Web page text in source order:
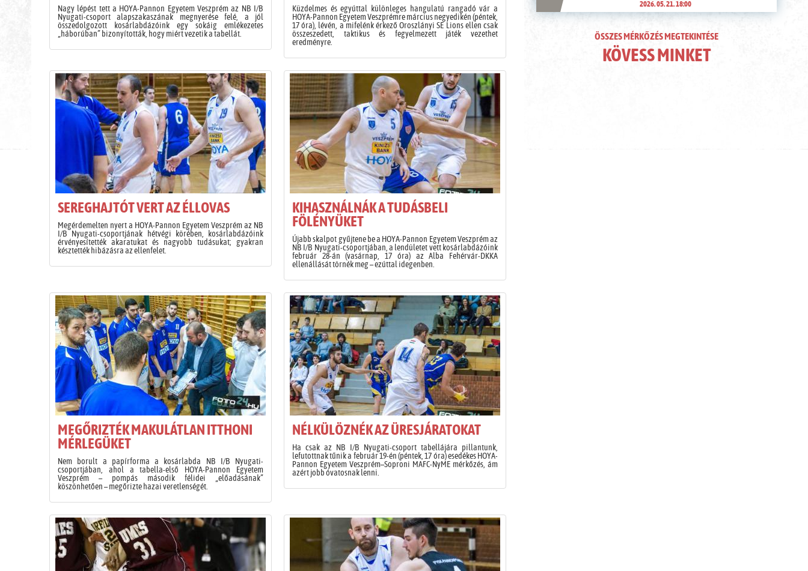
Nagy lépést tett a HOYA-Pannon Egyetem Veszprém az NB I/B
Nyugati-csoport alapszakaszának megnyerése felé, a jól
összedolgozott kosárlabdázóink egy sokáig emlékezetes
„háborúban” bizonyították, hogy miért vezetik a tabellát.
Küzdelmes és egyúttal különleges hangulatú rangadó vár a
HOYA-Pannon Egyetem Veszprémre március negyedikén (péntek,
17 óra), lévén, a mifelénk érkező Oroszlányi SE Lions ellen csak
összeszedett, taktikus és fegyelmezett játék vezethet
eredményre.
SEREGHAJTÓT VERT AZ ÉLLOVAS
Megérdemelten nyert a HOYA-Pannon Egyetem Veszprém az NB
I/B Nyugati-csoportjának hétvégi körében, kosárlabdázóink
érvényesítették akaratukat és nagyobb tudásukat; gyakran
késztették hibázásra az ellenfelet.
KIHASZNÁLNÁK A TUDÁSBELI
FÖLÉNYÜKET
Újabb skalpot gyűjtene be a HOYA-Pannon Egyetem Veszprém az
NB I/B Nyugati-csoportjában, a lendületet vett kosárlabdázóink
február 28-án (vasárnap, 17 óra) az Alba Fehérvár-DKKA
ellenállását törnék meg – ezúttal idegenben.
MEGŐRIZTÉK MAKULÁTLAN ITTHONI
MÉRLEGÜKET
Nem borult a papírforma a kosárlabda NB I/B Nyugati-
csoportjában, ahol a tabella-első HOYA-Pannon Egyetem
Veszprém – pompás második félidei „előadásának”
köszönhetően – megőrizte hazai veretlenségét.
NÉLKÜLÖZNÉK AZ ÜRESJÁRATOKAT
Ha csak az NB I/B Nyugati-csoport tabellájára pillantunk,
lefutottnak tűnik a február 19-én (péntek, 17 óra) esedékes HOYA-
Pannon Egyetem Veszprém–Soproni MAFC-NyME mérkőzés, ám
azért jobb óvatosnak lenni.
2026. 05. 21. 18:00
ÖSSZES MÉRKŐZÉS MEGTEKINTÉSE
KÖVESS MINKET